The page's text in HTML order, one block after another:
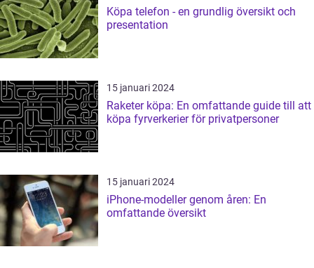
Köpa telefon - en grundlig översikt och
presentation
15 januari 2024
Raketer köpa: En omfattande guide till att
köpa fyrverkerier för privatpersoner
15 januari 2024
iPhone-modeller genom åren: En
omfattande översikt